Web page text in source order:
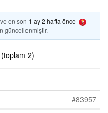
en son 1 ay 2 hafta önce
güncellenmiştir.
2)
#83957